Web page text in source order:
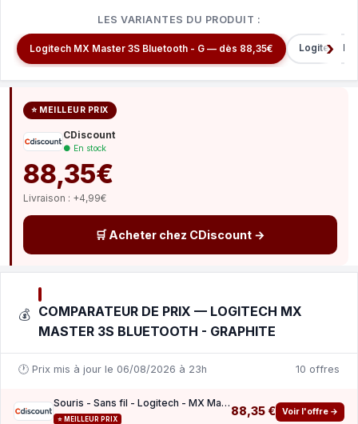
LES VARIANTES DU PRODUIT :
Logitech MX Master 3S Bluetooth - G — dès 88,35€ Logitech
⭐ MEILLEUR PRIX
CDiscount
● En stock
88,35€
Livraison : +4,99€
🛒 Acheter chez CDiscount →
💰 COMPARATEUR DE PRIX — LOGITECH MX
MASTER 3S BLUETOOTH - GRAPHITE
🕐 Prix mis à jour le 06/08/2026 à 23h 10 offres
Souris - Sans fil - Logitech - MX Master 3S - Bluetoth - Graphite
⭐ MEILLEUR PRIX
88,35 € Voir l'offre →